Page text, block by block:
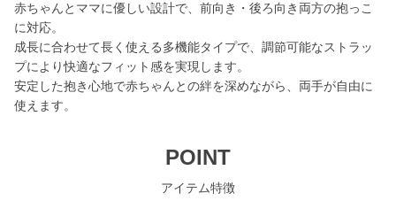
赤ちゃんとママに優しい設計で、前向き・後ろ向き両方の抱っこ
に対応。
成長に合わせて長く使える多機能タイプで、調節可能なストラッ
プにより快適なフィット感を実現します。
安定した抱き心地で赤ちゃんとの絆を深めながら、両手が自由に
使えます。
POINT
アイテム特徴